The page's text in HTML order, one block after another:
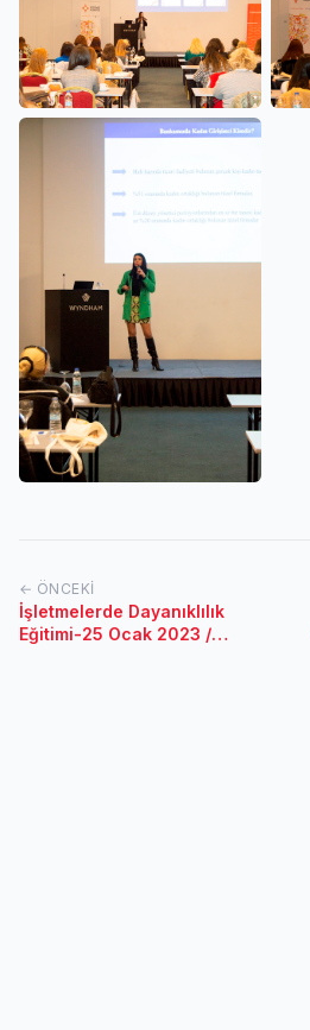
← ÖNCEKI
İşletmelerde Dayanıklılık
Eğitimi-25 Ocak 2023 /